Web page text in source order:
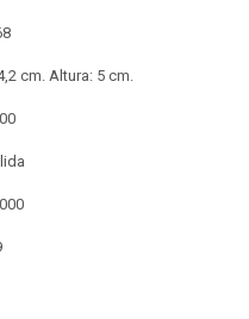
cm. Altura: 5 cm.